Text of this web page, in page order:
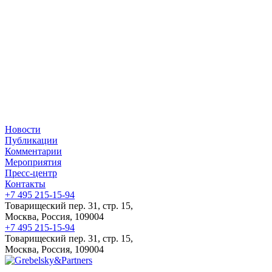
Новости
Публикации
Комментарии
Мероприятия
Пресс-центр
Контакты
+7 495 215-15-94
Товарищеский пер. 31, стр. 15,
Москва, Россия, 109004
+7 495 215-15-94
Товарищеский пер. 31, стр. 15,
Москва, Россия, 109004